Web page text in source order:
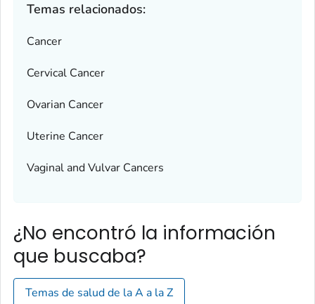
Temas relacionados:
Cancer
Cervical Cancer
Ovarian Cancer
Uterine Cancer
Vaginal and Vulvar Cancers
¿No encontró la información
que buscaba?
Temas de salud de la A a la Z